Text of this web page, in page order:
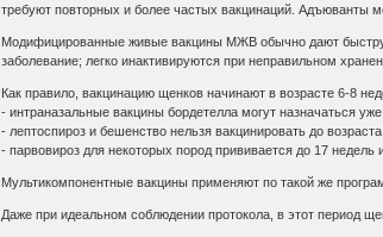
требуют повторных и более частых вакцинаций. Адъюванты
Модифицированные живые вакцины МЖВ обычно дают
заболевание; легко инактивируются при неправильном
Как правило, вакцинацию щенков начинают в возрасте 6-8
- интраназальные вакцины бордетелла могут назначаться
- лептоспироз и бешенство нельзя вакцинировать до
- парвовироз для некоторых пород прививается до 17 недель
Мультикомпонентные вакцины применяют по такой же
Даже при идеальном соблюдении протокола, в этот период